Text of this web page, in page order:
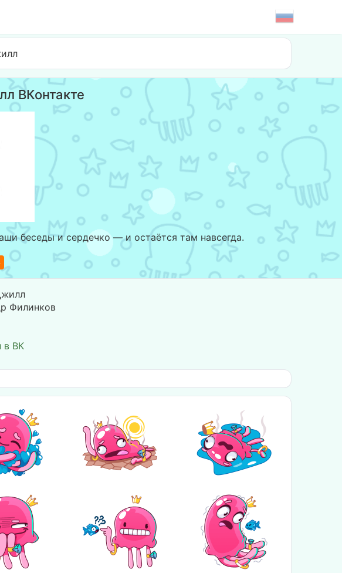
ВКонтакте
беседы и сердечко — и остаётся там навсегда.
Филинков
в ВК